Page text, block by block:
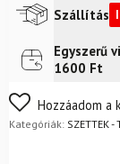
Szállítás
Futár a címre
FoxPost
Egyszerű
1600 Ft
Nem biztos a
egyszerűen
Hozzáadom a
Kategóriák: SZETTEK